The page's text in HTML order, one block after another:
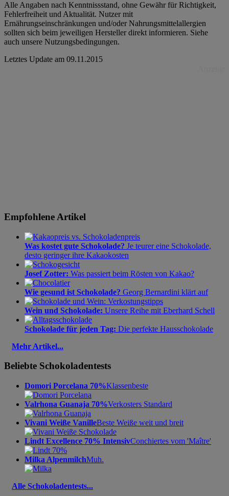
Alle Angaben nach Kenntnissstand, ohne Gewähr für Richtigkeit,
Fehlerfreiheit und Aktualität. Nutzer mit
Ernährungseinschränkungen und/oder Nahrungsmittelallergien
sollten sich beim jeweiligen Hersteller direkt informieren. Siehe
auch unsere Nutzungsbedingungen.
Letztes Update am 09.11.2015
Empfohlene Artikel
Was kostet gute Schokolade? Je teurer eine Schokolade,
desto geringer ihre Kakaokosten
Josef Zotter: Was passiert beim Rösten von Kakao?
Wie gesund ist Schokolade? Georg Bernardini klärt auf
Wein und Schokolade: Unsere Reihe mit Eberhard Schell
Schokolade für jeden Tag: Die perfekte Hausschokolade
Mehr Artikel...
Beliebte Schokoladentests
Domori Porcelana 70%Klassenbeste
Valrhona Guanaja 70%Verkosters Standard
Vivani Weiße VanilleBeste Weiße weit und breit
Lindt Excellence 70% IntensivConchiertes vom 'Maître'
Milka AlpenmilchMuh.
Alle Schokoladentests...